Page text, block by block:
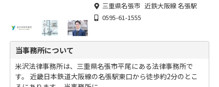
三重県名張市 近鉄大阪線 名張駅
0595-61-1555
当事務所について
米沢法律事務所は、三重県名張市平尾にある法律事務所で
す。 近畿日本鉄道大阪線の名張駅東口から徒歩約2分のとこ